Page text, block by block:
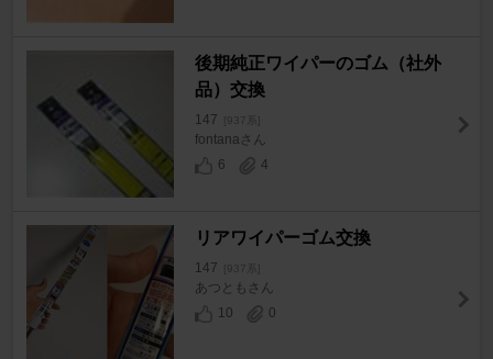
後期純正ワイパーのゴム（社外
品）交換
147 [937系]
fontanaさん
6
4
リアワイパーゴム交換
147 [937系]
あつともさん
10
0